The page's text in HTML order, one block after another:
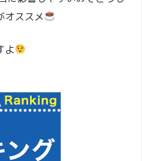
オススメ
よ